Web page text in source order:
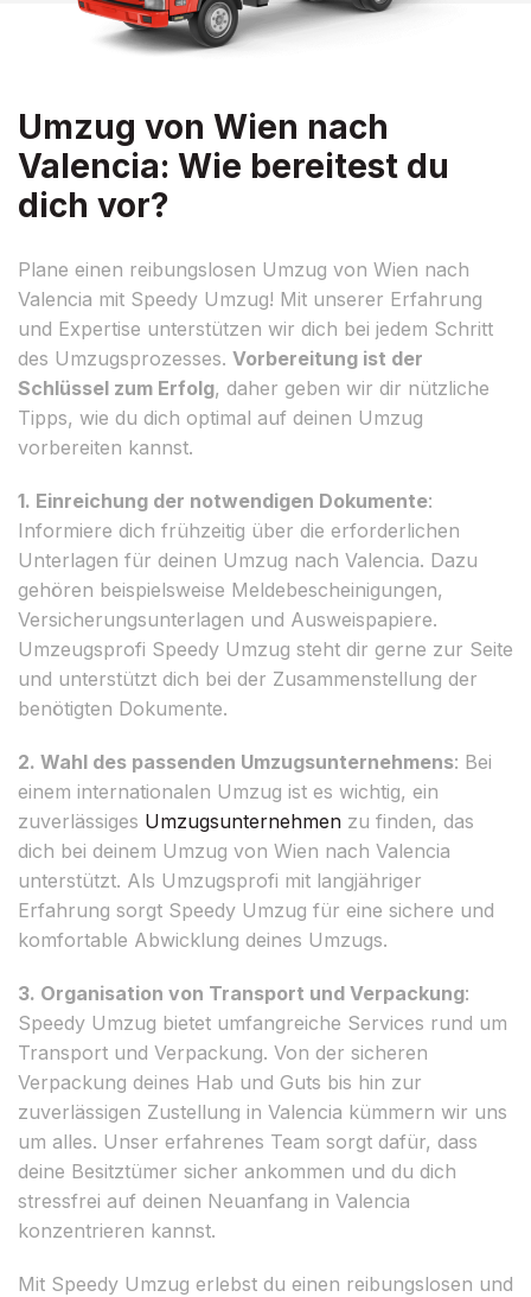
Umzug von Wien nach
Valencia: Wie bereitest du
dich vor?
Plane einen reibungslosen Umzug von Wien nach
Valencia mit Speedy Umzug! Mit unserer Erfahrung
und Expertise unterstützen wir dich bei jedem Schritt
des Umzugsprozesses. Vorbereitung ist der
Schlüssel zum Erfolg, daher geben wir dir nützliche
Tipps, wie du dich optimal auf deinen Umzug
vorbereiten kannst.
1. Einreichung der notwendigen Dokumente:
Informiere dich frühzeitig über die erforderlichen
Unterlagen für deinen Umzug nach Valencia. Dazu
gehören beispielsweise Meldebescheinigungen,
Versicherungsunterlagen und Ausweispapiere.
Umzeugsprofi Speedy Umzug steht dir gerne zur Seite
und unterstützt dich bei der Zusammenstellung der
benötigten Dokumente.
2. Wahl des passenden Umzugsunternehmens: Bei
einem internationalen Umzug ist es wichtig, ein
zuverlässiges Umzugsunternehmen zu finden, das
dich bei deinem Umzug von Wien nach Valencia
unterstützt. Als Umzugsprofi mit langjähriger
Erfahrung sorgt Speedy Umzug für eine sichere und
komfortable Abwicklung deines Umzugs.
3. Organisation von Transport und Verpackung:
Speedy Umzug bietet umfangreiche Services rund um
Transport und Verpackung. Von der sicheren
Verpackung deines Hab und Guts bis hin zur
zuverlässigen Zustellung in Valencia kümmern wir uns
um alles. Unser erfahrenes Team sorgt dafür, dass
deine Besitztümer sicher ankommen und du dich
stressfrei auf deinen Neuanfang in Valencia
konzentrieren kannst.
Mit Speedy Umzug erlebst du einen reibungslosen und